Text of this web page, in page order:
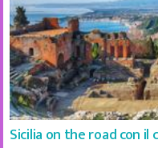
Sicilia on the road con